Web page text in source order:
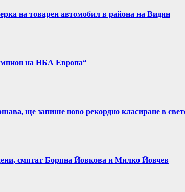
на товарен автомобил в района на Видин
на НБА Европа“
ще запише ново рекордно класиране в
смятат Боряна Йовкова и Милко Йовчев